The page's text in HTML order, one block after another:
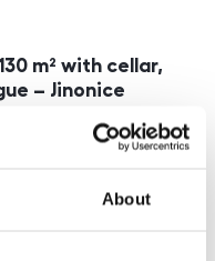
About
m² with cellar,
– Jinonice